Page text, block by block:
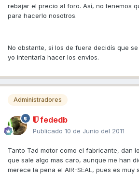
rebajar el precio al foro. Así, no tenemos
para hacerlo nosotros.
No obstante, si los de fuera decidís que
yo intentaría hacer los envíos.
Administradores
fededb
Publicado 10 de Junio del 2011
Tanto Tad motor como el fabricante, dan
que sale algo mas caro, aunque me han
merece la pena el AIR-SEAL, pues es muy